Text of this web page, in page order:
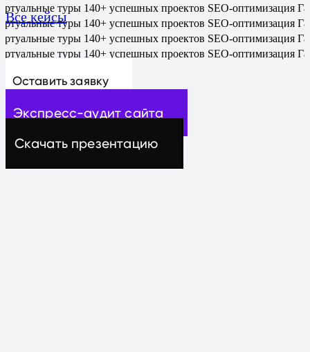
туры 140+ успешных проектов SEO-оптимизация
туры 140+ успешных проектов SEO-оптимизация
туры 140+ успешных проектов SEO-оптимизация
туры 140+ успешных проектов SEO-оптимизация
Оставить заявку
Экспресс-аудит сайта
Скачать презентацию
Все кейсы